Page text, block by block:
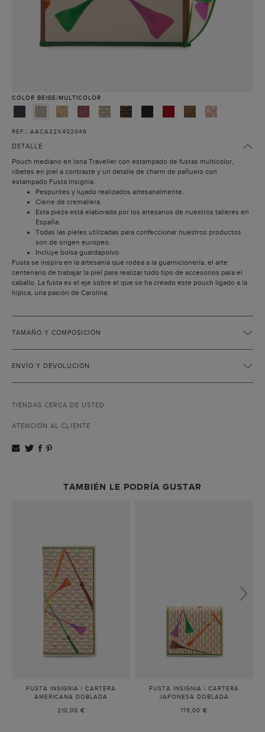
COLOR BEIGE/MULTICOLOR
REF.: AACA32X402046
DETALLE
Pouch mediano en lona Traveller con estampado de fustas multicolor,
ribetes en piel a contraste y un detalle de charm de pañuelo con
estampado Fusta Insignia.
Pespuntes y lujado realizados artesanalmente.
Cierre de cremallera.
Esta pieza está elaborada por los artesanos de nuestros talleres en
España.
Todas las pieles utilizadas para confeccionar nuestros productos
son de origen europeo.
Incluye bolsa guardapolvo.
Fusta se inspira en la artesanía que rodea a la guarnicionería, el arte
centenario de trabajar la piel para realizar todo tipo de accesorios para el
caballo. La fusta es el eje sobre el que se ha creado este pouch ligado a la
hípica, una pasión de Carolina.
TAMAÑO Y COMPOSICIÓN
ENVÍO Y DEVOLUCIÓN
TIENDAS CERCA DE USTED
ATENCIÓN AL CLIENTE
TAMBIÉN LE PODRÍA GUSTAR
FUSTA INSIGNIA | CARTERA
AMERICANA DOBLADA
210,00 €
FUSTA INSIGNIA | CARTERA
JAPONESA DOBLADA
175,00 €